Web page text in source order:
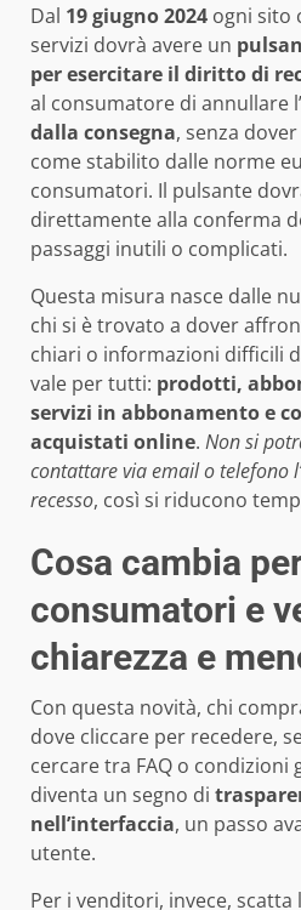
Dal 19 giugno 2024 ogni sito
servizi dovrà avere un
per esercitare il diritto di
al consumatore di annullare
dalla consegna, senza
come stabilito dalle norme
consumatori. Il pulsante
direttamente alla conferma
passaggi inutili o complicati.
Questa misura nasce dalle
chi si è trovato a dover
chiari o informazioni difficili
vale per tutti: prodotti,
servizi in abbonamento e
acquistati online. Non si
contattare via email o telefono
recesso, così si riducono
Cosa cambia
consumatori e
chiarezza e
Con questa novità, chi
dove cliccare per recedere,
cercare tra FAQ o condizioni
diventa un segno di
nell’interfaccia, un passo
utente.
Per i venditori, invece, scatta